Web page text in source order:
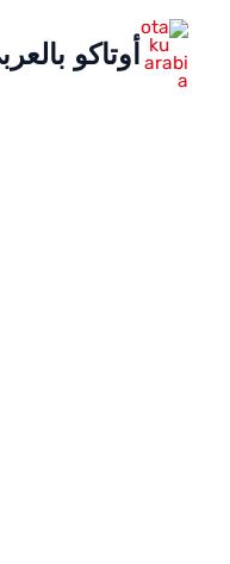
تخطي
المحتوى
أوتاكو